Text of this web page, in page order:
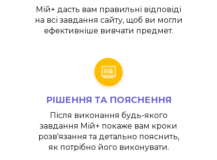
Мій+ дасть вам правильні відповіді
на всі завдання сайту, щоб ви могли
ефективніше вивчати предмет.
РІШЕННЯ ТА ПОЯСНЕННЯ
Після виконання будь-якого
завдання Мій+ покаже вам кроки
розв'язання та детально пояснить,
як потрібно його виконувати.